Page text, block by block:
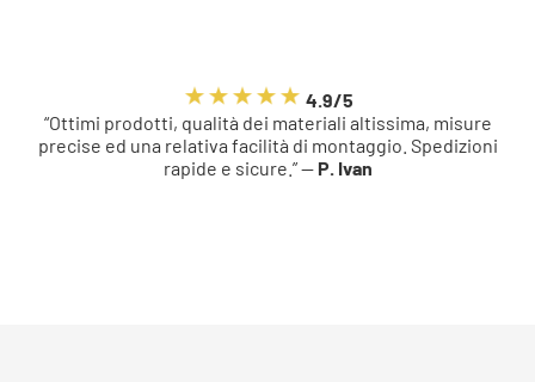
4.9/5
“Ottimi prodotti, qualità dei materiali altissima, misure
precise ed una relativa facilità di montaggio. Spedizioni
rapide e sicure.” — P. Ivan